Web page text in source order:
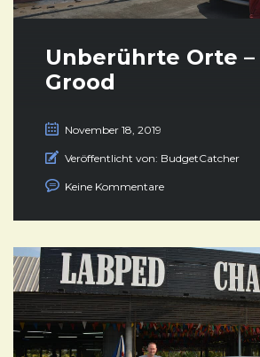
Unberührte Orte –
Grood
November 18, 2019
Veröffentlicht von: BudgetCatcher
Keine Kommentare